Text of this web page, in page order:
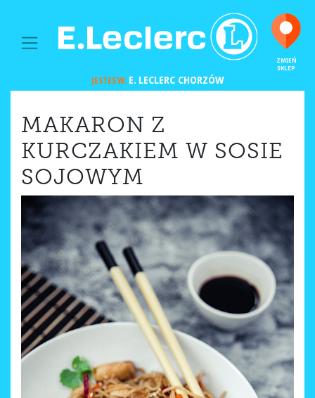
MAIN NAVIGATION
ZMIEŃ
SKLEP
JESTEŚ W:E. LECLERC CHORZÓW
MAKARON Z
KURCZAKIEM W SOSIE
SOJOWYM